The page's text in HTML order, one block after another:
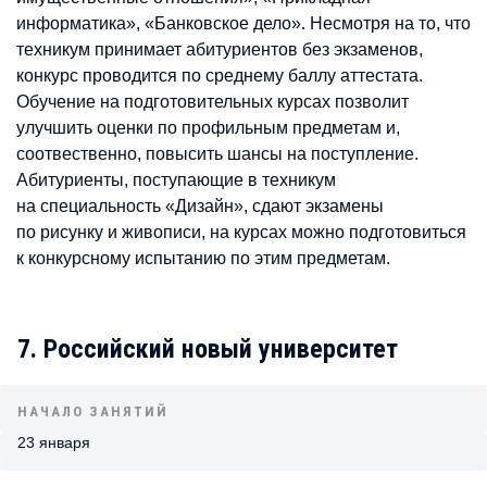
информатика», «Банковское дело». Несмотря на то, что
техникум принимает абитуриентов без экзаменов,
конкурс проводится по среднему баллу аттестата.
Обучение на подготовительных курсах позволит
улучшить оценки по профильным предметам и,
соотвественно, повысить шансы на поступление.
Абитуриенты, поступающие в техникум
на специальность «Дизайн», сдают экзамены
по рисунку и живописи, на курсах можно подготовиться
к конкурсному испытанию по этим предметам.
7. Российский новый университет
НАЧАЛО ЗАНЯТИЙ
23 января